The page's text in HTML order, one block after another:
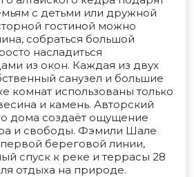
с детьми или дружной
гостиной можно
собраться большой
насладиться
из окон. Каждая из двух
санузел и большие
комнат использованы только
и камень. Авторский
дома создаёт ощущение
и свободы. Фэмили Шале
береговой линии,
спуск к реке и террасы 28
отдыха на природе.